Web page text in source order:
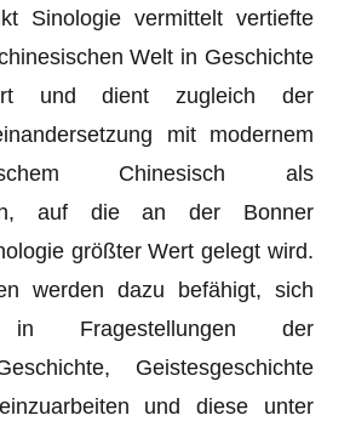
Sinologie vermittelt vertiefte
Welt in Geschichte
und dient zugleich der
mit modernem
Chinesisch als
auf die an der Bonner
größter Wert gelegt wird.
werden dazu befähigt, sich
in Fragestellungen der
Geistesgeschichte
und diese unter